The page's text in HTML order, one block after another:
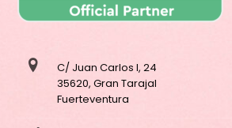
C/ Juan Carlos I, 24
35620, Gran Tarajal
Fuerteventura